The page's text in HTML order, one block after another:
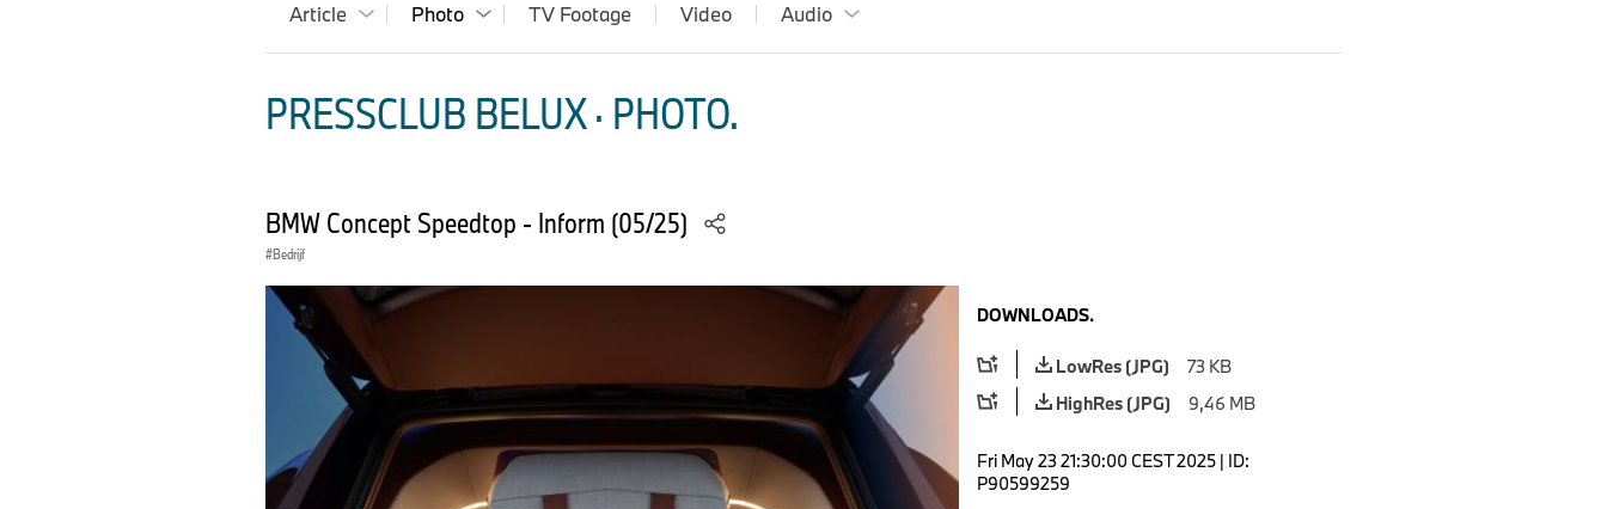
Article Photo TV Footage Video Audio
PRESSCLUB BELUX · PHOTO.
BMW Concept Speedtop - Inform (05/25)
Bedrijf
DOWNLOADS.
LowRes (JPG)
73 KB
HighRes (JPG)
9,46 MB
Fri May 23 21:30:00 CEST 2025 | ID:
P90599259